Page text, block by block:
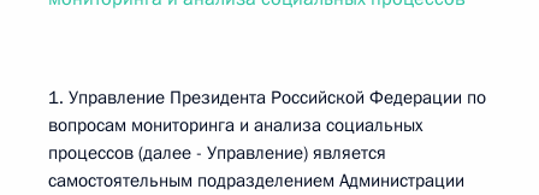
1. Управление Президента Российской Федерации по
вопросам мониторинга и анализа социальных
процессов (далее - Управление) является
самостоятельным подразделением Администрации